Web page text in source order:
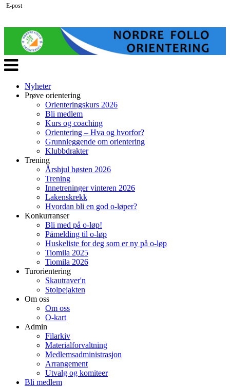
Veksle
navigasjon
Nyheter
Prøve orientering
Orienteringskurs 2026
Bli medlem
Kurs og coaching
Orientering – Hva og hvorfor?
Grunnleggende om orientering
Klubbdrakter
Trening
Årshjul høsten 2026
Trening
Innetreninger vinteren 2026
Lakenskrekk
Hvordan bli en god o-løper?
Konkurranser
Bli med på o-løp!
Påmelding til o-løp
Huskeliste for deg som er ny på o-løp
Tiomila 2025
Tiomila 2026
Turorientering
Skautraver'n
Stolpejakten
Om oss
Om oss
O-kart
Admin
Filarkiv
Materialforvaltning
Medlemsadministrasjon
Arrangement
Utvalg og komiteer
Bli medlem
E-post